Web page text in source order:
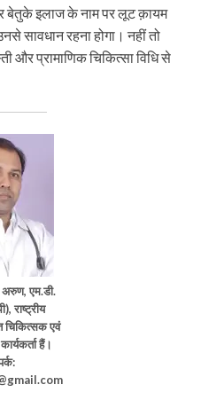
बेतुके इलाज के नाम पर लूट क़ायम
सावधान रहना होगा। नहीं तो
प्रामाणिक चिकित्सा विधि से
एम.डी.
राष्ट्रीय
चिकित्सक एवं
हैं।